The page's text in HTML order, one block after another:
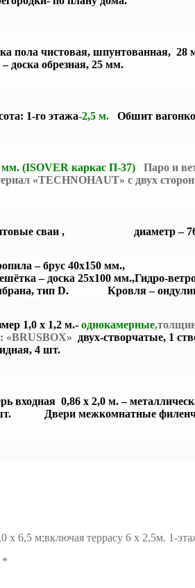
пола чистовая, шпунтованная,
– доска обрезная, 25 мм.
1-го этажа-2,5 м. Обшит
мм. (ISOVER каркас П-37)Паро и
«TECHNOHAUT» с двух
сваи , диаметр –
– брус 40х150 мм.,
– доска 25х100 мм.,Гидро-
тип D. Кровля –
1,0 х 1,2 м.- однокамерные
«BRUSBOX» двух-створчатые, 1
4 шт.
входная 0,86 х 2,0 м. –
шт.
Двери межкомнатные
x 6,5 м;включая террасу 6 х 2,5м. 1-
*